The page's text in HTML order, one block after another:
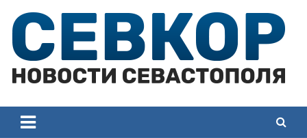
content
Севастополя
Севастополя